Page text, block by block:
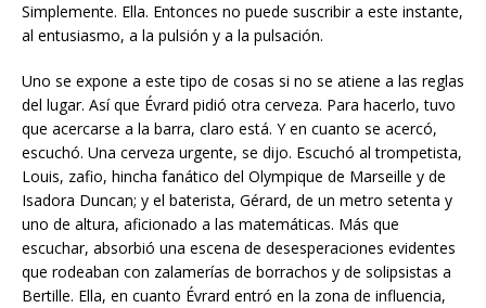
Simplemente. Ella. Entonces no puede suscribir a este instante,
al entusiasmo, a la pulsión y a la pulsación.
Uno se expone a este tipo de cosas si no se atiene a las reglas
del lugar. Así que Évrard pidió otra cerveza. Para hacerlo, tuvo
que acercarse a la barra, claro está. Y en cuanto se acercó,
escuchó. Una cerveza urgente, se dijo. Escuchó al trompetista,
Louis, zafio, hincha fanático del Olympique de Marseille y de
Isadora Duncan; y el baterista, Gérard, de un metro setenta y
uno de altura, aficionado a las matemáticas. Más que
escuchar, absorbió una escena de desesperaciones evidentes
que rodeaban con zalamerías de borrachos y de solipsistas a
Bertille. Ella, en cuanto Évrard entró en la zona de influencia,